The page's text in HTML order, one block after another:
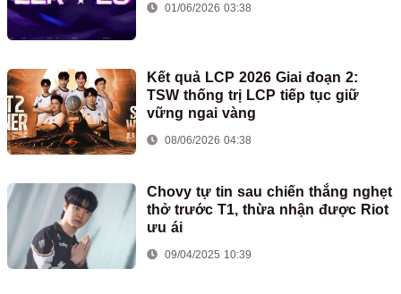
01/06/2026 03:38
Kết quả LCP 2026 Giai đoạn 2:
TSW thống trị LCP tiếp tục giữ
vững ngai vàng
08/06/2026 04:38
Chovy tự tin sau chiến thắng nghẹt
thở trước T1, thừa nhận được Riot
ưu ái
09/04/2025 10:39